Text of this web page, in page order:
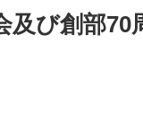
会及び創